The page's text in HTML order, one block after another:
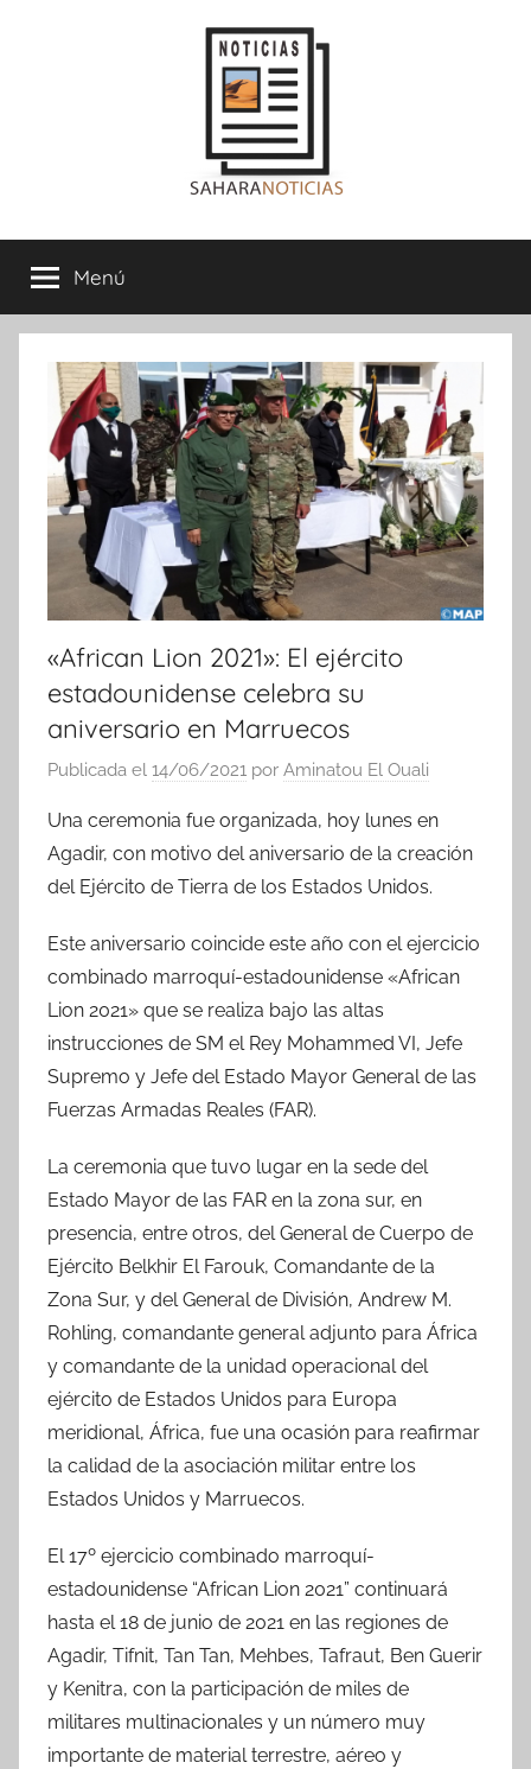
Sahara
Noticias
Menú
«African Lion 2021»: El ejército
estadounidense celebra su
aniversario en Marruecos
Publicada el 14/06/2021 por Aminatou El Ouali
Una ceremonia fue organizada, hoy lunes en
Agadir, con motivo del aniversario de la creación
del Ejército de Tierra de los Estados Unidos.
Este aniversario coincide este año con el ejercicio
combinado marroquí-estadounidense «African
Lion 2021» que se realiza bajo las altas
instrucciones de SM el Rey Mohammed VI, Jefe
Supremo y Jefe del Estado Mayor General de las
Fuerzas Armadas Reales (FAR).
La ceremonia que tuvo lugar en la sede del
Estado Mayor de las FAR en la zona sur, en
presencia, entre otros, del General de Cuerpo de
Ejército Belkhir El Farouk, Comandante de la
Zona Sur, y del General de División, Andrew M.
Rohling, comandante general adjunto para África
y comandante de la unidad operacional del
ejército de Estados Unidos para Europa
meridional, África, fue una ocasión para reafirmar
la calidad de la asociación militar entre los
Estados Unidos y Marruecos.
El 17º ejercicio combinado marroquí-
estadounidense “African Lion 2021” continuará
hasta el 18 de junio de 2021 en las regiones de
Agadir, Tifnit, Tan Tan, Mehbes, Tafraut, Ben Guerir
y Kenitra, con la participación de miles de
militares multinacionales y un número muy
importante de material terrestre, aéreo y